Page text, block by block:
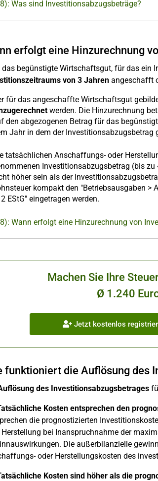
Was sind Investitionsabzugsbeträge?
erfolgt eine Hinzurechnung
das begünstigte Wirtschaftsgut, für das ein
von 3 Jahren angeschafft
für das angeschaffte Wirtschaftsgut
werden. Die Hinzurechnung
den abgezogenen Betrag für das
Jahr in dem der Investitionsabzugsbetrag
tatsächlichen Anschaffungs- oder
Investitionsabzugsbetrag (bis zu
höher sein als der
kompakt den "Betriebsausgaben >
EStG" eingetragen werden.
Wann erfolgt eine Hinzurechnung von
Machen Sie Ihre
Ø 1.240
Jetzt kostenlos
funktioniert die Auflösung des
des Investitionsabzugsbetrages
Kosten entsprechen den
die prognostizierten
Herstellung bei Inanspruchnahme der
Die außerbilanzielle
oder Herstellungskosten des
Kosten sind höher als die